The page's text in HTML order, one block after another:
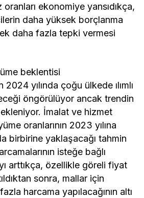
ekonomiye yansıdıkça,
daha yüksek borçlanma
daha fazla tepki vermesi
beklentisi
yılında çoğu ülkede ılımlı
öngörülüyor ancak trendin
İmalat ve hizmet
oranlarının 2023 yılına
birbirine yaklaşacağı tahmin
isteğe bağlı
arttıkça, özellikle göreli fiyat
sonra, mallar için
harcama yapılacağının altı